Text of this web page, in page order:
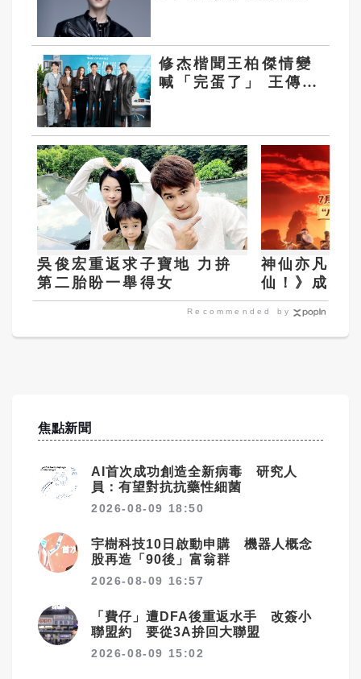
修杰楷聞王柏傑情變
喊「完蛋了」 王傳一
吳俊宏重返求子寶地 力拚
第二胎盼一舉得女
神仙亦凡人
仙！》成大
Recommended by
焦點新聞
AI首次成功創造全新病毒 研究人
員：有望對抗抗藥性細菌
2026-08-09 18:50
宇樹科技10日啟動申購 機器人概念
股再造「90後」富翁群
2026-08-09 16:57
「費仔」遭DFA後重返水手 改簽小
聯盟約 要從3A拚回大聯盟
2026-08-09 15:02